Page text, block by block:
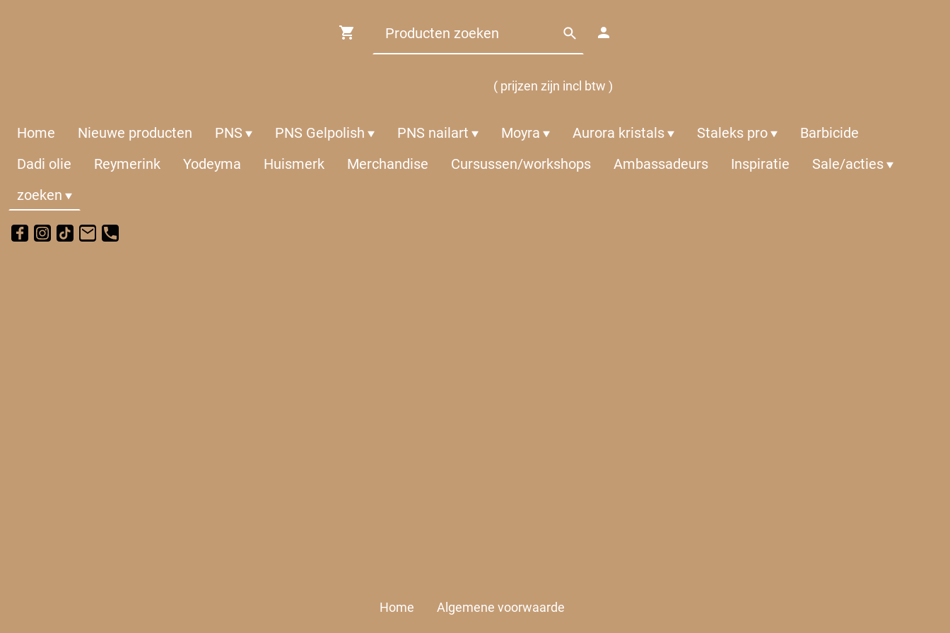
( prijzen zijn incl btw )
Home Nieuwe producten PNS PNS Gelpolish PNS nailart Moyra Aurora kristals Staleks pro
Barbicide
Dadi olie
Reymerink Yodeyma Huismerk Merchandise Cursussen/workshops Ambassadeurs Inspiratie
Sale/acties
zoeken
Home Algemene voorwaarde